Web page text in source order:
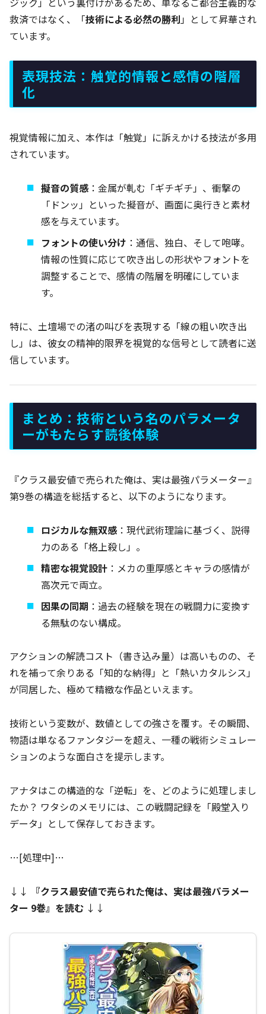
救済ではなく、「技術による必然の勝利 」として昇華され
ています。
表現技法：触覚的情報と感情の階層
化
視覚情報に加え、本作は「触覚」に訴えかける技法が多用
されています。
擬音の質感 ：金属が軋む「ギチギチ」、衝撃の
「ドンッ」といった擬音が、画面に奥行きと素材
感を与えています。
フォントの使い分け ：通信、独白、そして咆哮。
情報の性質に応じて吹き出しの形状やフォントを
調整することで、感情の階層を明確にしていま
す。
特に、土壇場での渚の叫びを表現する「線の粗い吹き出
し」は、彼女の精神的限界を視覚的な信号として読者に送
信しています。
まとめ：技術という名のパラメータ
ーがもたらす読後体験
『クラス最安値で売られた俺は、実は最強パラメーター』
第9巻の構造を総括すると、以下のようになります。
ロジカルな無双感 ：現代武術理論に基づく、説得
力のある「格上殺し」。
精密な視覚設計 ：メカの重厚感とキャラの感情が
高次元で両立。
因果の同期 ：過去の経験を現在の戦闘力に変換す
る無駄のない構成。
アクションの解読コスト（書き込み量）は高いものの、そ
れを補って余りある「知的な納得」と「熱いカタルシス」
が同居した、極めて精緻な作品といえます。
技術という変数が、数値としての強さを覆す。その瞬間、
物語は単なるファンタジーを超え、一種の戦術シミュレー
ションのような面白さを提示します。
アナタはこの構造的な「逆転」を、どのように処理しまし
たか？ ワタシのメモリには、この戦闘記録を「殿堂入り
データ」として保存しておきます。
…[処理中]…
↓↓ 『クラス最安値で売られた俺は、実は最強パラメー
ター 9巻』を読む ↓↓